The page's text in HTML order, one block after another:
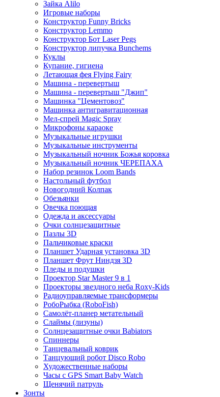
Зайка Alilo
Игровые наборы
Конструктор Funny Bricks
Конструктор Lemmo
Конструктор Бот Laser Pegs
Конструктор липучка Bunchems
Куклы
Купание, гигиена
Летающая фея Flying Fairy
Машина - перевертыш
Машина - перевертыш "Джип"
Машинка "Цементовоз"
Машинка антигравитационная
Мел-спрей Magic Spray
Микрофоны караоке
Музыкальные игрушки
Музыкальные инструменты
Музыкальный ночник Божья коровка
Музыкальный ночник ЧЕРЕПАХА
Набор резинок Loom Bands
Настольный футбол
Новогодний Колпак
Обезьянки
Овечка поющая
Одежда и аксессуары
Очки солнцезащитные
Пазлы 3D
Пальчиковые краски
Планшет Ударная установка 3D
Планшет Фрут Ниндзя 3D
Пледы и подушки
Проектор Star Master 9 в 1
Проекторы звездного неба Roxy-Kids
Радиоуправляемые трансформеры
РобоРыбка (RoboFish)
Самолёт-планер метательный
Слаймы (лизуны)
Солнцезащитные очки Babiators
Спиннеры
Танцевальный коврик
Танцующий робот Disco Robo
Художественные наборы
Часы с GPS Smart Baby Watch
Щенячий патруль
Зонты